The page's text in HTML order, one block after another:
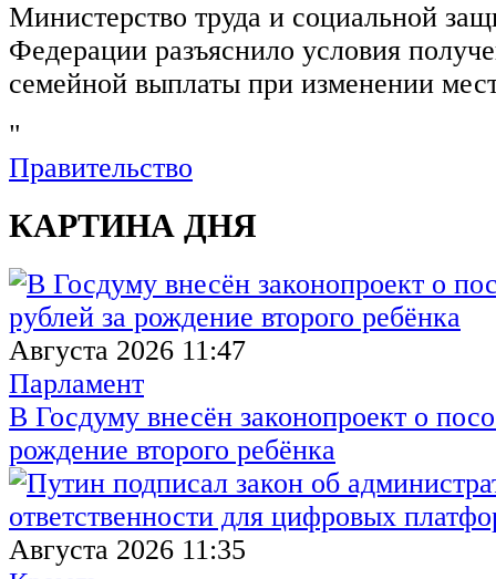
Министерство труда и социальной
Федерации разъяснило условия
семейной выплаты при изменении
"
Правительство
КАРТИНА ДНЯ
Августа 2026 11:47
Парламент
В Госдуму внесён законопроект о
рождение второго ребёнка
Августа 2026 11:35